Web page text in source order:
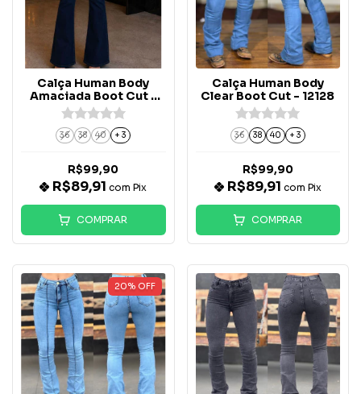
Calça Human Body
Amaciada Boot Cut -
12359
36 38 40 + 3
R$99,90
R$89,91com Pix
COMPRAR
Calça Human Body
Clear Boot Cut - 12128
36 38 40 + 3
R$99,90
R$89,91 com Pix
COMPRAR
20% OFF